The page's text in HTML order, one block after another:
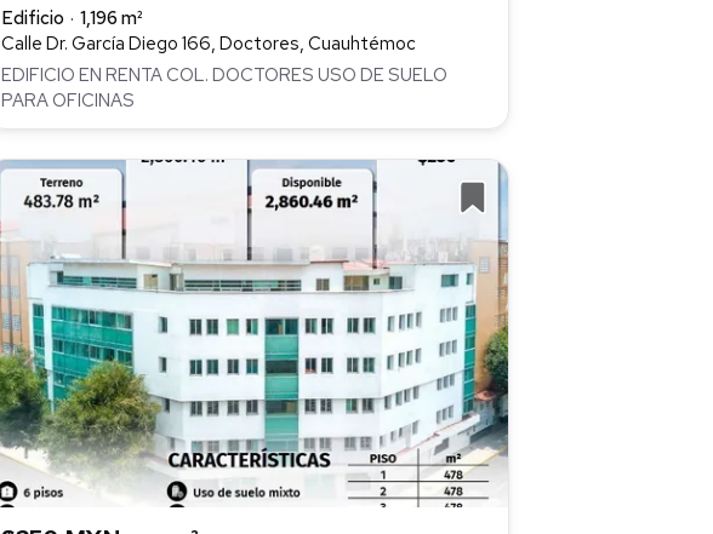
Edificio
1,196 m²
Calle Dr. García Diego 166, Doctores, Cuauhtémoc
EDIFICIO EN RENTA COL. DOCTORES USO DE SUELO
PARA OFICINAS